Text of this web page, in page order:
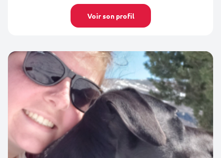
Voir son profil